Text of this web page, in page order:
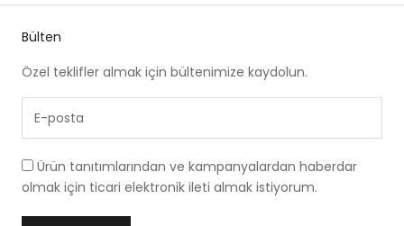
Bülten
Özel teklifler almak için bültenimize kaydolun.
Ürün tanıtımlarından ve kampanyalardan haberdar
olmak için ticari elektronik ileti almak istiyorum.